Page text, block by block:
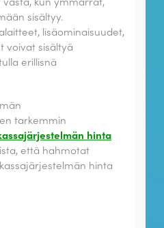
sisältyy.
lisäominaisuudet,
voivat sisältyä
erillisnä
tarkemmin
hinta
että hahmotat
hinta